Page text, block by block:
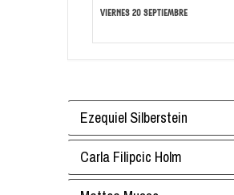
viernes 20 septiembre
Ezequiel Silberstein
Carla Filipcic Holm